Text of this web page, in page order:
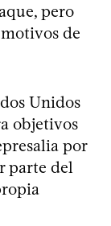
pero
de
Unidos
objetivos
por
parte del